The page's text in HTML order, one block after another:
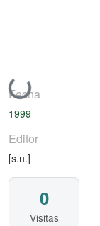
Cargando...
Fecha
1999
Editor
[s.n.]
0
Visitas